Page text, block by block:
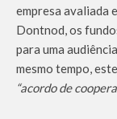
empresa avaliada
Dontnod, os
para uma
mesmo tempo,
“acordo de